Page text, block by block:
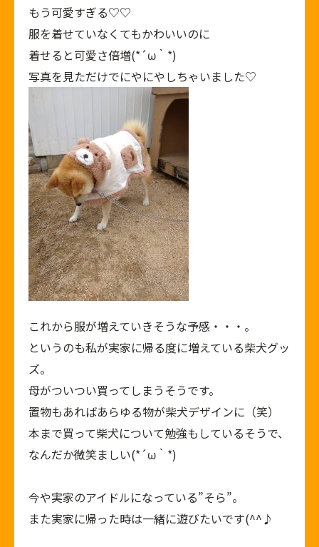
もう可愛すぎる♡♡
服を着せていなくてもかわいいのに
着せると可愛さ倍増(*´ω｀*)
写真を見ただけでにやにやしちゃいました♡
これから服が増えていきそうな予感・・・。
というのも私が実家に帰る度に増えている柴犬グッ
ズ。
母がついつい買ってしまうそうです。
置物もあればあらゆる物が柴犬デザインに（笑）
本まで買って柴犬について勉強もしているそうで、
なんだか微笑ましい(*´ω｀*)
今や実家のアイドルになっている”そら”。
また実家に帰った時は一緒に遊びたいです(^^♪